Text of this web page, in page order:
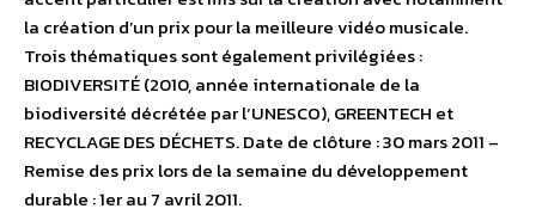
la création d’un prix pour la meilleure vidéo musicale.
Trois thématiques sont également privilégiées :
BIODIVERSITÉ (2010, année internationale de la
biodiversité décrétée par l‘UNESCO), GREENTECH et
RECYCLAGE DES DÉCHETS. Date de clôture : 30 mars 2011 –
Remise des prix lors de la semaine du développement
durable : 1er au 7 avril 2011.